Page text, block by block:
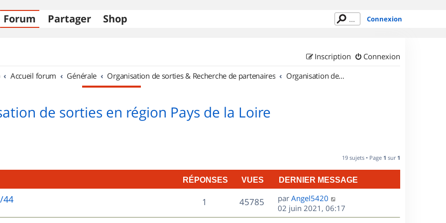
Forum Partager Shop Connexion
Connexion
Inscription
Accueil forum Générale Organisation de sorties & Recherche de partenaires Organisation de sorties en région Pays de la Loire
de sorties en région Pays de la Loire
19 sujets • Page 1 sur 1
RÉPONSES VUES DERNIER MESSAGE
44 1
é
45785V
u
D
e
r
par Angel5420
02 juin 2021, 06:17